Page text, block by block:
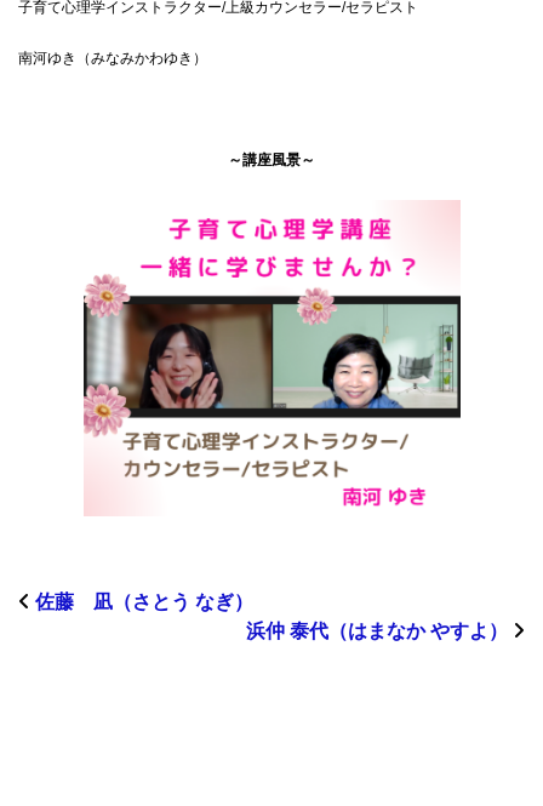
子育て心理学インストラクター/上級カウンセラー/セラピスト
南河ゆき（みなみかわゆき）
～講座風景～
佐藤 凪（さとう なぎ）
浜仲 泰代（はまなか やすよ）